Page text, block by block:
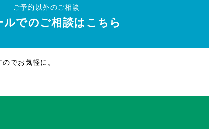
ご予約以外のご相談
ルでのご相談はこちら
でお気軽に。